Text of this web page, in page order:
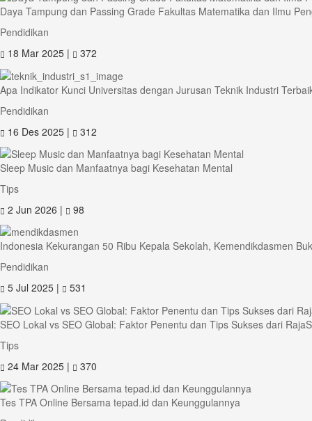
Daya Tampung dan Passing Grade Fakultas Matematika dan Ilmu
Pendidikan
18 Mar 2025 |
372
Apa Indikator Kunci Universitas dengan Jurusan Teknik Industri
Pendidikan
16 Des 2025 |
312
Sleep Music dan Manfaatnya bagi Kesehatan Mental
Tips
2 Jun 2026 |
98
Indonesia Kekurangan 50 Ribu Kepala Sekolah, Kemendikdasmen
Pendidikan
5 Jul 2025 |
531
SEO Lokal vs SEO Global: Faktor Penentu dan Tips Sukses dari
Tips
24 Mar 2025 |
370
Tes TPA Online Bersama tepad.id dan Keunggulannya